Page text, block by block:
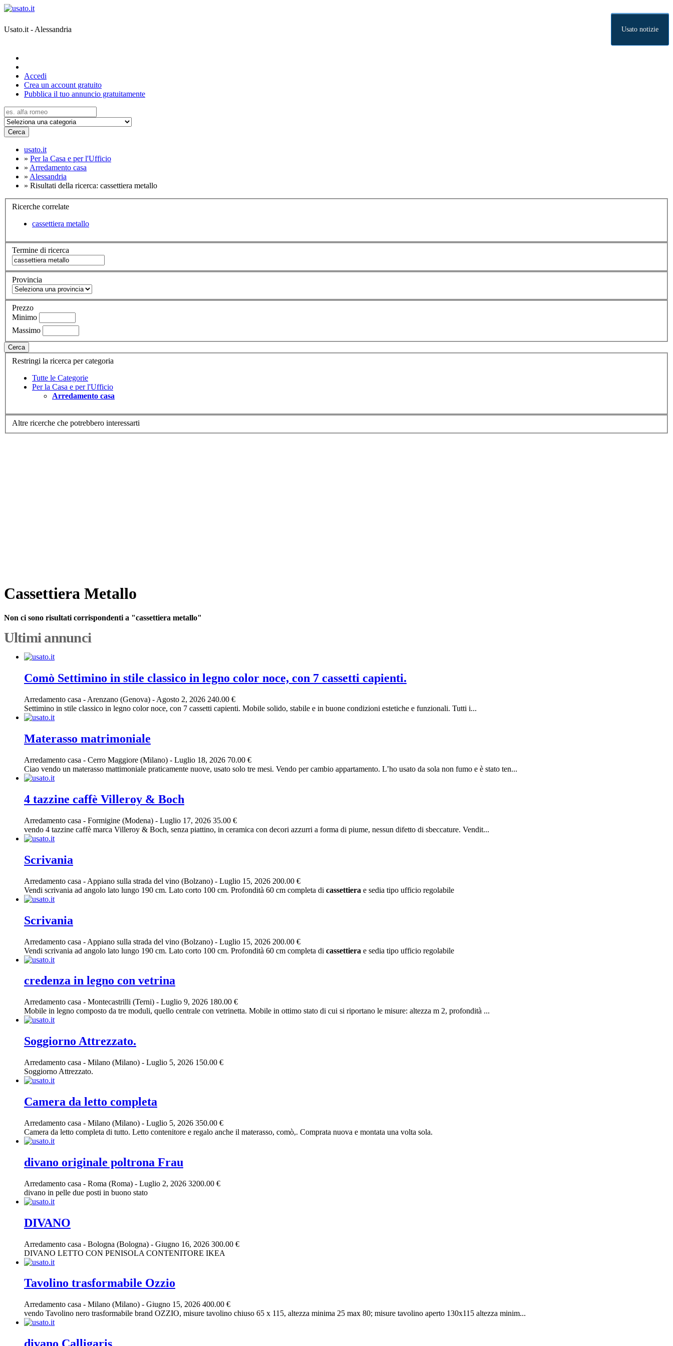
Usato.it - Alessandria Usato notizie
Accedi
Crea un account gratuito
Pubblica il tuo annuncio gratuitamente
Cerca
usato.it
» Per la Casa e per l'Ufficio
» Arredamento casa
» Alessandria
» Risultati della ricerca: cassettiera metallo
Ricerche correlate
cassettiera metallo
Termine di ricerca
Provincia
Prezzo
Minimo
Massimo
Cerca
Restringi la ricerca per categoria
Tutte le Categorie
Per la Casa e per l'Ufficio
Arredamento casa
Altre ricerche che potrebbero interessarti
Cassettiera Metallo
Non ci sono risultati corrispondenti a "cassettiera metallo"
Ultimi annunci
Comò Settimino in stile classico in legno color noce, con 7 cassetti capienti.
Arredamento casa - Arenzano (Genova) - Agosto 2, 2026 240.00 €
Settimino in stile classico in legno color noce, con 7 cassetti capienti. Mobile solido, stabile e in buone condizioni estetiche e funzionali. Tutti i...
Materasso matrimoniale
Arredamento casa - Cerro Maggiore (Milano) - Luglio 18, 2026 70.00 €
Ciao vendo un materasso mattimoniale praticamente nuove, usato solo tre mesi. Vendo per cambio appartamento. L’ho usato da sola non fumo e è stato ten...
4 tazzine caffè Villeroy & Boch
Arredamento casa - Formigine (Modena) - Luglio 17, 2026 35.00 €
vendo 4 tazzine caffè marca Villeroy & Boch, senza piattino, in ceramica con decori azzurri a forma di piume, nessun difetto di sbeccature. Vendit...
Scrivania
Arredamento casa - Appiano sulla strada del vino (Bolzano) - Luglio 15, 2026 200.00 €
Vendi scrivania ad angolo lato lungo 190 cm. Lato corto 100 cm. Profondità 60 cm completa di cassettiera e sedia tipo ufficio regolabile
Scrivania
Arredamento casa - Appiano sulla strada del vino (Bolzano) - Luglio 15, 2026 200.00 €
Vendi scrivania ad angolo lato lungo 190 cm. Lato corto 100 cm. Profondità 60 cm completa di cassettiera e sedia tipo ufficio regolabile
credenza in legno con vetrina
Arredamento casa - Montecastrilli (Terni) - Luglio 9, 2026 180.00 €
Mobile in legno composto da tre moduli, quello centrale con vetrinetta. Mobile in ottimo stato di cui si riportano le misure: altezza m 2, profondità ...
Soggiorno Attrezzato.
Arredamento casa - Milano (Milano) - Luglio 5, 2026 150.00 €
Soggiorno Attrezzato.
Camera da letto completa
Arredamento casa - Milano (Milano) - Luglio 5, 2026 350.00 €
Camera da letto completa di tutto. Letto contenitore e regalo anche il materasso, comò,. Comprata nuova e montata una volta sola.
divano originale poltrona Frau
Arredamento casa - Roma (Roma) - Luglio 2, 2026 3200.00 €
divano in pelle due posti in buono stato
DIVANO
Arredamento casa - Bologna (Bologna) - Giugno 16, 2026 300.00 €
DIVANO LETTO CON PENISOLA CONTENITORE IKEA
Tavolino trasformabile Ozzio
Arredamento casa - Milano (Milano) - Giugno 15, 2026 400.00 €
vendo Tavolino nero trasformabile brand OZZIO, misure tavolino chiuso 65 x 115, altezza minima 25 max 80; misure tavolino aperto 130x115 altezza minim...